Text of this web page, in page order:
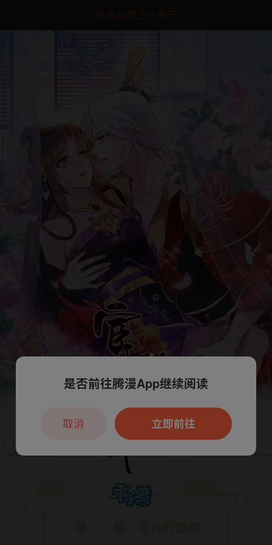
点击加载上一章节
本章节仅支持App阅读，可打开App新用
户7天免费看
是否前往腾漫App继续阅读
立即前往
取消